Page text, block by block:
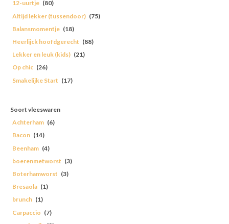
12-uurtje (80)
Altijd lekker (tussendoor) (75)
Balansmomentje (18)
Heerlijck hoofdgerecht (88)
Lekker en leuk (kids) (21)
Op chic (26)
Smakelijke Start (17)
Soort vleeswaren
Achterham (6)
Bacon (14)
Beenham (4)
boerenmetworst (3)
Boterhamworst (3)
Bresaola (1)
brunch (1)
Carpaccio (7)